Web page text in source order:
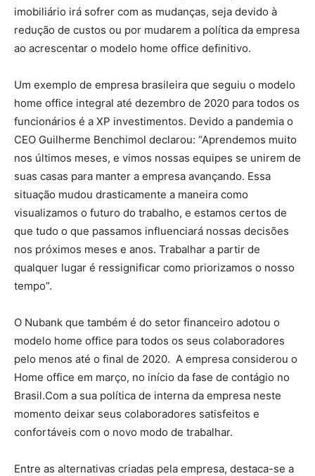
imobiliário irá sofrer com as mudanças, seja devido à
redução de custos ou por mudarem a política da empresa
ao acrescentar o modelo home office definitivo.
Um exemplo de empresa brasileira que seguiu o modelo
home office integral até dezembro de 2020 para todos os
funcionários é a XP investimentos. Devido a pandemia o
CEO Guilherme Benchimol declarou: “Aprendemos muito
nos últimos meses, e vimos nossas equipes se unirem de
suas casas para manter a empresa avançando. Essa
situação mudou drasticamente a maneira como
visualizamos o futuro do trabalho, e estamos certos de
que tudo o que passamos influenciará nossas decisões
nos próximos meses e anos. Trabalhar a partir de
qualquer lugar é ressignificar como priorizamos o nosso
tempo”.
O Nubank que também é do setor financeiro adotou o
modelo home office para todos os seus colaboradores
pelo menos até o final de 2020. A empresa considerou o
Home office em março, no início da fase de contágio no
Brasil.Com a sua política de interna da empresa neste
momento deixar seus colaboradores satisfeitos e
confortáveis com o novo modo de trabalhar.
Entre as alternativas criadas pela empresa, destaca-se a